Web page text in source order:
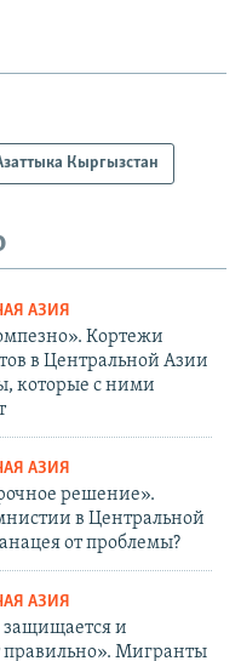
Кыргызстан
АЗИЯ
Кортежи
в Центральной Азии
которые с ними
АЗИЯ
решение».
в Центральной
от проблемы?
АЗИЯ
и
правильно». Мигранты